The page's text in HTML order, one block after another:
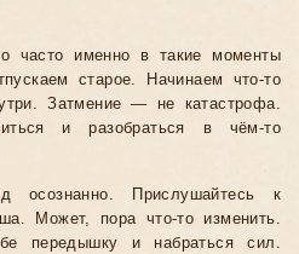
часто именно в такие моменты
старое. Начинаем что-то
Затмение — не катастрофа.
и разобраться в чём-то
осознанно. Прислушайтесь к
Может, пора что-то изменить.
передышку и набраться сил.